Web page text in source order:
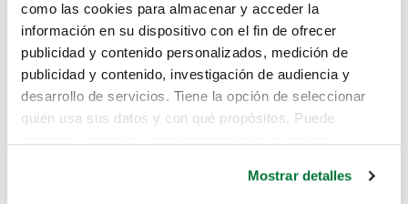
como las cookies para almacenar y acceder la
información en su dispositivo con el fin de ofrecer
publicidad y contenido personalizados, medición de
publicidad y contenido, investigación de audiencia y
desarrollo de servicios. Tiene la opción de seleccionar
quién usa sus datos y con qué propósitos. Puede
Mostrar detalles
Lo sentimos, no sabemos como
te hemos traido hasta aquí.
Pero puedes encontrar el coche que estás
buscando en alguno de estos enlaces: